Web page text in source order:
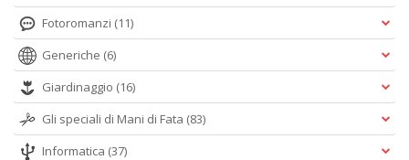
Fotoromanzi (11)
Generiche (6)
Giardinaggio (16)
Gli speciali di Mani di Fata (83)
Informatica (37)